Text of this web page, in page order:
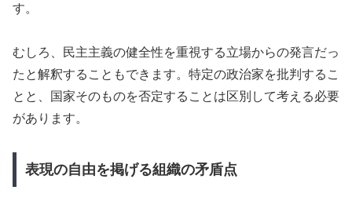
す。
むしろ、民主主義の健全性を重視する立場からの発言だっ
たと解釈することもできます。特定の政治家を批判するこ
とと、国家そのものを否定することは区別して考える必要
があります。
表現の自由を掲げる組織の矛盾点